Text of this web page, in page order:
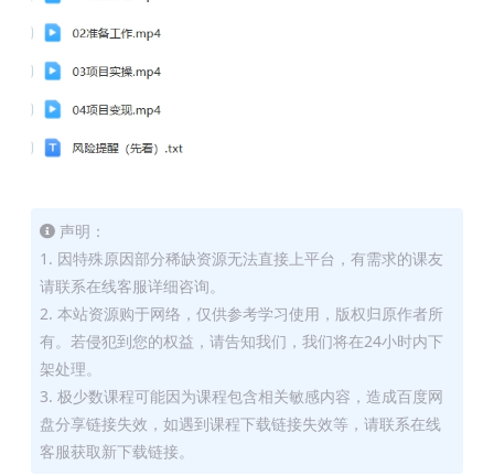
声明：
1. 因特殊原因部分稀缺资源无法直接上平台，有需求的课友
请联系在线客服详细咨询。
2. 本站资源购于网络，仅供参考学习使用，版权归原作者所
有。若侵犯到您的权益，请告知我们，我们将在24小时内下
架处理。
3. 极少数课程可能因为课程包含相关敏感内容，造成百度网
盘分享链接失效，如遇到课程下载链接失效等，请联系在线
客服获取新下载链接。